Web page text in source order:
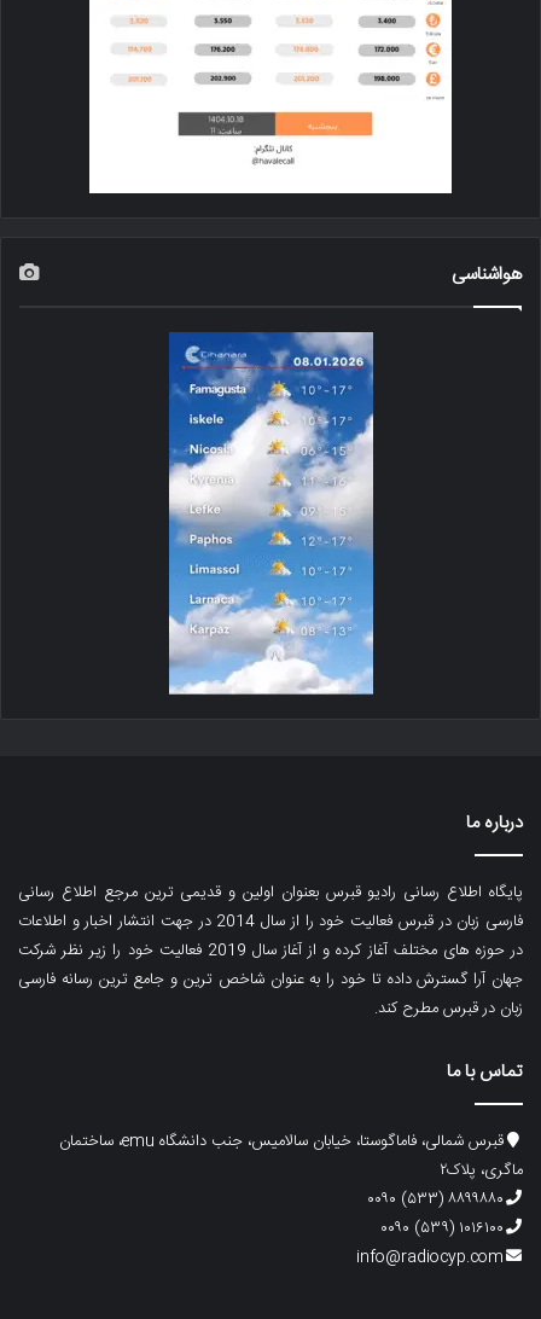
هواشناسی
درباره ما
پایگاه اطلاع رسانی رادیو قبرس بعنوان اولین و قدیمی ترین مرجع اطلاع رسانی
فارسی زبان در قبرس فعالیت خود را از سال 2014 در جهت انتشار اخبار و اطلاعات
در حوزه های مختلف آغاز کرده و از آغاز سال 2019 فعالیت خود را زیر نظر شرکت
جهان آرا گسترش داده تا خود را به عنوان شاخص ترین و جامع ترین رسانه فارسی
زبان در قبرس مطرح کند.
تماس با ما
قبرس شمالی، فاماگوستا، خیابان سالامیس، جنب دانشگاه emu، ساختمان
ماگری، پلاک۲
۸۸۹۹۸۸۰ (۵۳۳) ۰۰۹۰
۱۰۱۶۱۰۰ (۵۳۹) ۰۰۹۰
info@radiocyp.com